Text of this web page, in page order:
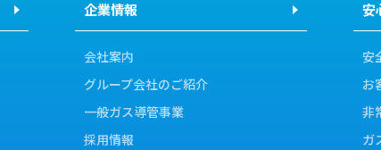
企業情報
会社案内
グループ会社のご紹介
一般ガス導管事業
採用情報
安
安
お
非
ガ